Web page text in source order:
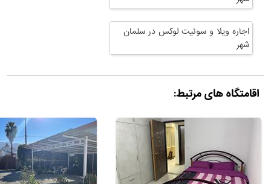
اجاره ویلا و سوئیت لوکس در سلمان
شهر
اقامتگاه های مرتبط: